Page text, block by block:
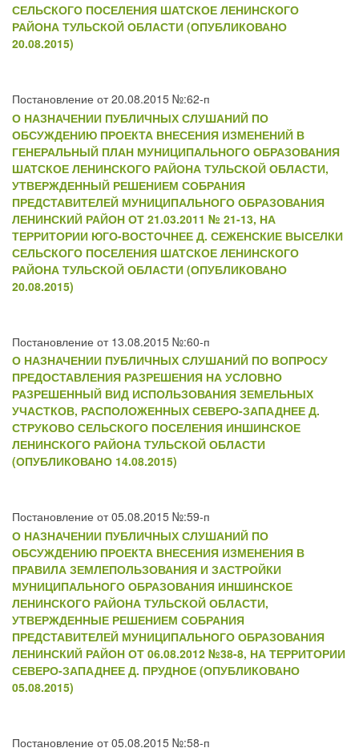
СЕЛЬСКОГО ПОСЕЛЕНИЯ ШАТСКОЕ ЛЕНИНСКОГО
РАЙОНА ТУЛЬСКОЙ ОБЛАСТИ (ОПУБЛИКОВАНО
20.08.2015)
Постановление от 20.08.2015 №:62-п
О НАЗНАЧЕНИИ ПУБЛИЧНЫХ СЛУШАНИЙ ПО
ОБСУЖДЕНИЮ ПРОЕКТА ВНЕСЕНИЯ ИЗМЕНЕНИЙ В
ГЕНЕРАЛЬНЫЙ ПЛАН МУНИЦИПАЛЬНОГО ОБРАЗОВАНИЯ
ШАТСКОЕ ЛЕНИНСКОГО РАЙОНА ТУЛЬСКОЙ ОБЛАСТИ,
УТВЕРЖДЕННЫЙ РЕШЕНИЕМ СОБРАНИЯ
ПРЕДСТАВИТЕЛЕЙ МУНИЦИПАЛЬНОГО ОБРАЗОВАНИЯ
ЛЕНИНСКИЙ РАЙОН ОТ 21.03.2011 № 21-13, НА
ТЕРРИТОРИИ ЮГО-ВОСТОЧНЕЕ Д. СЕЖЕНСКИЕ ВЫСЕЛКИ
СЕЛЬСКОГО ПОСЕЛЕНИЯ ШАТСКОЕ ЛЕНИНСКОГО
РАЙОНА ТУЛЬСКОЙ ОБЛАСТИ (ОПУБЛИКОВАНО
20.08.2015)
Постановление от 13.08.2015 №:60-п
О НАЗНАЧЕНИИ ПУБЛИЧНЫХ СЛУШАНИЙ ПО ВОПРОСУ
ПРЕДОСТАВЛЕНИЯ РАЗРЕШЕНИЯ НА УСЛОВНО
РАЗРЕШЕННЫЙ ВИД ИСПОЛЬЗОВАНИЯ ЗЕМЕЛЬНЫХ
УЧАСТКОВ, РАСПОЛОЖЕННЫХ СЕВЕРО-ЗАПАДНЕЕ Д.
СТРУКОВО СЕЛЬСКОГО ПОСЕЛЕНИЯ ИНШИНСКОЕ
ЛЕНИНСКОГО РАЙОНА ТУЛЬСКОЙ ОБЛАСТИ
(ОПУБЛИКОВАНО 14.08.2015)
Постановление от 05.08.2015 №:59-п
О НАЗНАЧЕНИИ ПУБЛИЧНЫХ СЛУШАНИЙ ПО
ОБСУЖДЕНИЮ ПРОЕКТА ВНЕСЕНИЯ ИЗМЕНЕНИЯ В
ПРАВИЛА ЗЕМЛЕПОЛЬЗОВАНИЯ И ЗАСТРОЙКИ
МУНИЦИПАЛЬНОГО ОБРАЗОВАНИЯ ИНШИНСКОЕ
ЛЕНИНСКОГО РАЙОНА ТУЛЬСКОЙ ОБЛАСТИ,
УТВЕРЖДЕННЫЕ РЕШЕНИЕМ СОБРАНИЯ
ПРЕДСТАВИТЕЛЕЙ МУНИЦИПАЛЬНОГО ОБРАЗОВАНИЯ
ЛЕНИНСКИЙ РАЙОН ОТ 06.08.2012 №38-8, НА ТЕРРИТОРИИ
СЕВЕРО-ЗАПАДНЕЕ Д. ПРУДНОЕ (ОПУБЛИКОВАНО
05.08.2015)
Постановление от 05.08.2015 №:58-п